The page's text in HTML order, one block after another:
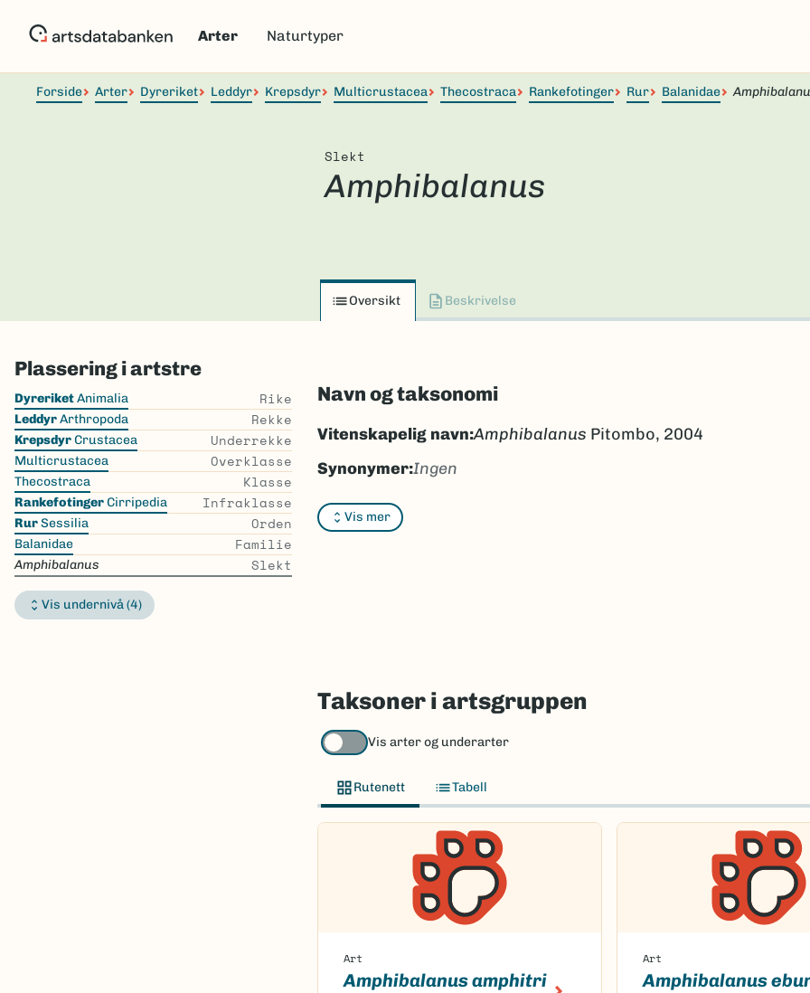
Arter Naturtyper
Forside Arter Dyreriket Leddyr Krepsdyr Multicrustacea Thecostraca Rankefotinger Rur Balanidae
Slekt
Amphibalanus
Oversikt Beskrivelse
Plassering i artstre
Skip
the
list
DyreriketAnimalia Rike
LeddyrArthropoda Rekke
KrepsdyrCrustacea Underrekke
Multicrustacea Overklasse
Thecostraca Klasse
RankefotingerCirripedia Infraklasse
RurSessilia Orden
Balanidae Familie
Amphibalanus Slekt
Vis undernivå (4)
Navn og taksonomi
Vis mer
Vitenskapelig navn:Amphibalanus Pitombo, 2004
Synonymer:Ingen
Bokmål:Ingen
Nynorsk:Ingen
Taksoner i artsgruppen
Vis arter og underarter
Rutenett Tabell
Art
Amphibalanus amphitri
Art
Amphibalanus